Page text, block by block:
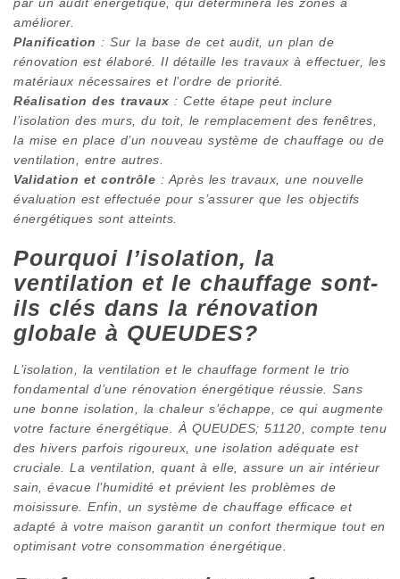
améliorer.
Planification : Sur la base de cet audit, un plan de
rénovation est élaboré. Il détaille les travaux à effectuer, les
matériaux nécessaires et l’ordre de priorité.
Réalisation des travaux : Cette étape peut inclure
l’isolation des murs, du toit, le remplacement des fenêtres,
la mise en place d’un nouveau système de chauffage ou de
ventilation, entre autres.
Validation et contrôle : Après les travaux, une nouvelle
évaluation est effectuée pour s’assurer que les objectifs
énergétiques sont atteints.
Pourquoi l’isolation, la
ventilation et le chauffage sont-
ils clés dans la rénovation
globale à QUEUDES?
L’isolation, la ventilation et le chauffage forment le trio
fondamental d’une rénovation énergétique réussie. Sans
une bonne isolation, la chaleur s’échappe, ce qui augmente
votre facture énergétique. À QUEUDES; 51120, compte tenu
des hivers parfois rigoureux, une isolation adéquate est
cruciale. La ventilation, quant à elle, assure un air intérieur
sain, évacue l’humidité et prévient les problèmes de
moisissure. Enfin, un système de chauffage efficace et
adapté à votre maison garantit un confort thermique tout en
optimisant votre consommation énergétique.